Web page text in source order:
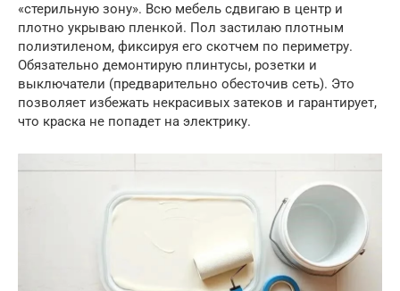
«стерильную зону». Всю мебель сдвигаю в центр и
плотно укрываю пленкой. Пол застилаю плотным
полиэтиленом, фиксируя его скотчем по периметру.
Обязательно демонтирую плинтусы, розетки и
выключатели (предварительно обесточив сеть). Это
позволяет избежать некрасивых затеков и гарантирует,
что краска не попадет на электрику.